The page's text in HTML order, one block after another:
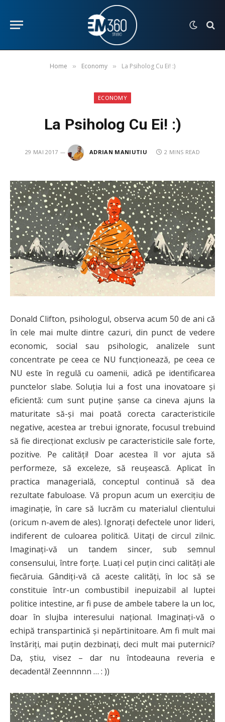
Home » Economy » La Psiholog Cu Ei! :)
ECONOMY
La Psiholog Cu Ei! :)
29 MAI 2017 ADRIAN MANIUTIU 2 MINS READ
Donald Clifton, psihologul, observa acum 50 de ani că
în cele mai multe dintre cazuri, din punct de vedere
economic, social sau psihologic, analizele sunt
concentrate pe ceea ce NU funcţionează, pe ceea ce
NU este în regulă cu oamenii, adică pe identificarea
punctelor slabe. Soluţia lui a fost una inovatoare şi
eficientă: cum sunt puţine şanse ca cineva ajuns la
maturitate să-şi mai poată corecta caracteristicile
negative, acestea ar trebui ignorate, focusul trebuind
să fie direcţionat exclusiv pe caracteristicile sale forte,
pozitive. Pe calităţi! Doar acestea îl vor ajuta să
performeze, să exceleze, să reuşească. Aplicat în
practica managerială, conceptul continuă să dea
rezultate fabuloase. Vă propun acum un exerciţiu de
imaginaţie, în care să lucrăm cu materialul clientului
(oricum n-avem de ales). Ignoraţi defectele unor lideri,
indiferent de culoarea politică. Uitaţi de circul zilnic.
Imaginaţi-vă un tandem sincer, sub semnul
consensului, între forțe. Luaţi cel puţin cinci calităţi ale
fiecăruia. Gândiţi-vă că aceste calităţi, în loc să se
constituie într-un combustibil inepuizabil al luptei
politice intestine, ar fi puse de ambele tabere la un loc,
doar în slujba interesului naţional. Imaginaţi-vă o
echipă transpartinică şi nepărtinitoare. Am fi mult mai
înstăriţi, mai puţin dezbinaţi, deci mult mai puternici?
Da, știu, visez – dar nu întodeauna reveria e
decadentă! Zeennnnn … : ))